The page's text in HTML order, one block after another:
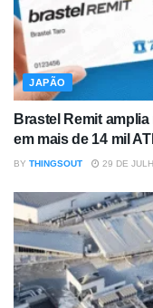
JAPÃO
Brastel Remit
em mais de 14 mil
BY THINGSOUT 29 DE